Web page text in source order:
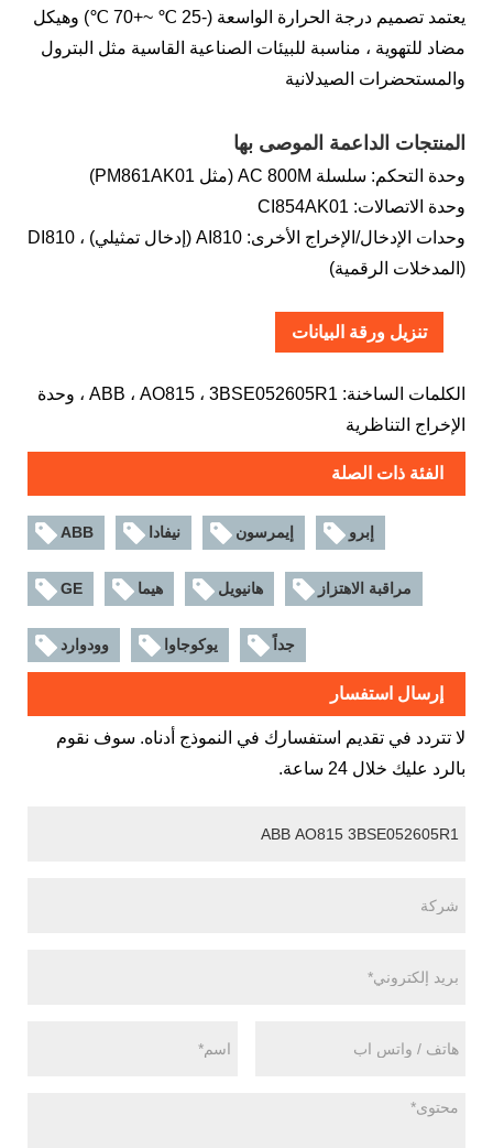
يعتمد تصميم درجة الحرارة الواسعة (-25 ℃ ~+70 ℃) وهيكل
مضاد للتهوية ، مناسبة للبيئات الصناعية القاسية مثل البترول
والمستحضرات الصيدلانية
المنتجات الداعمة الموصى بها
وحدة التحكم: سلسلة AC 800M (مثل PM861AK01)
وحدة الاتصالات: CI854AK01
وحدات الإدخال/الإخراج الأخرى: AI810 (إدخال تمثيلي) ، DI810
(المدخلات الرقمية)
تنزيل ورقة البيانات
الكلمات الساخنة: ABB ، AO815 ، 3BSE052605R1 ، وحدة
الإخراج التناظرية
الفئة ذات الصلة
ABB نيفادا إيمرسون إبرو
GE هيما هانيويل مراقبة الاهتزاز
وودوارد يوكوجاوا جداً
إرسال استفسار
لا تتردد في تقديم استفسارك في النموذج أدناه. سوف نقوم
بالرد عليك خلال 24 ساعة.